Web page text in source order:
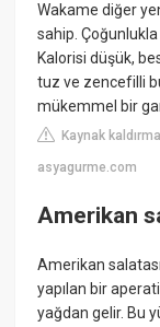
Wakame diğer
sahip.
Kalorisi düşük,
tuz ve zencefilli
mükemmel bir
Kaynak
asyagurme.com
Amerikan
Amerikan
yapılan bir
yağdan gelir. Bu